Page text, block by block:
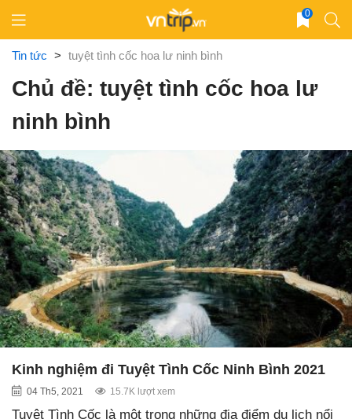
content
0
Tin tức > tuyệt tình cốc hoa lư ninh bình
Chủ đề: tuyệt tình cốc hoa lư
ninh bình
Kinh nghiệm đi Tuyệt Tình Cốc Ninh Bình 2021
04 Th5, 2021 15.7K lượt xem
Tuyệt Tình Cốc là một trong những địa điểm du lịch nổi